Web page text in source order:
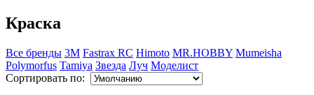
Краска
Все бренды 3M Fastrax RC Himoto MR.HOBBY Mumeisha
Polymorfus Tamiya Звезда Луч Моделист
Сортировать по: